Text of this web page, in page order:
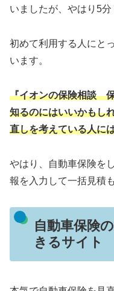
いましたが、やはり5分
初めて利用する人にと
います。
『イオンの保険相談
知るのにはいいかもし
直しを考えている人に
やはり、自動車保険を
報を入力して一括見積
自動車保険
きるサイト